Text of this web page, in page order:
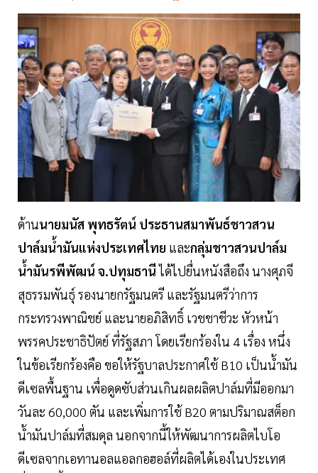
ด้านนายมนัส พุทธรัตน์ ประธานสมาพันธ์ชาวสวน
ปาล์มน้ำมันแห่งประเทศไทย และกลุ่มชาวสวนปาล์ม
น้ำมันรพีพัฒน์ จ.ปทุมธานีได้ไปยื่นหนังสือถึง นางศุภจี
สุธรรมพันธุ์ รองนายกรัฐมนตรี และรัฐมนตรีว่าการ
กระทรวงพาณิชย์ และนายอภิสิทธิ์ เวชชาชีวะ หัวหน้า
พรรคประชาธิปัตย์ ที่รัฐสภา โดยเรียกร้องใน 4 เรื่อง หนึ่ง
ในข้อเรียกร้องคือ ขอให้รัฐบาลประกาศใช้ B10 เป็นน้ำมัน
ดีเซลพื้นฐาน เพื่อดูดซับส่วนเกินผลผลิตปาล์มที่มีออกมา
วันละ 60,000 ตัน และเพิ่มการใช้ B20 ตามปริมาณสต็อก
น้ำมันปาล์มที่สมดุล นอกจากนี้ให้พัฒนาการผลิตไบโอ
ดีเซลจากเอทานอลแอลกอฮอล์ที่ผลิตได้เองในประเทศ